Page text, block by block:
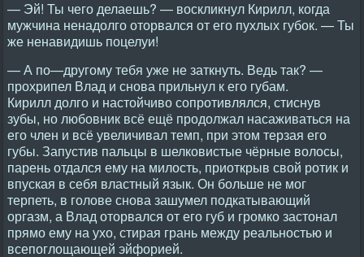
— Эй! Ты чего делаешь? — воскликнул Кирилл, когда
мужчина ненадолго оторвался от его пухлых губок. — Ты
же ненавидишь поцелуи!
— А по—другому тебя уже не заткнуть. Ведь так? —
прохрипел Влад и снова прильнул к его губам.
Кирилл долго и настойчиво сопротивлялся, стиснув
зубы, но любовник всё ещё продолжал насаживаться на
его член и всё увеличивал темп, при этом терзая его
губы. Запустив пальцы в шелковистые чёрные волосы,
парень отдался ему на милость, приоткрыв свой ротик и
впуская в себя властный язык. Он больше не мог
терпеть, в голове снова зашумел подкатывающий
оргазм, а Влад оторвался от его губ и громко застонал
прямо ему на ухо, стирая грань между реальностью и
всепоглощающей эйфорией.